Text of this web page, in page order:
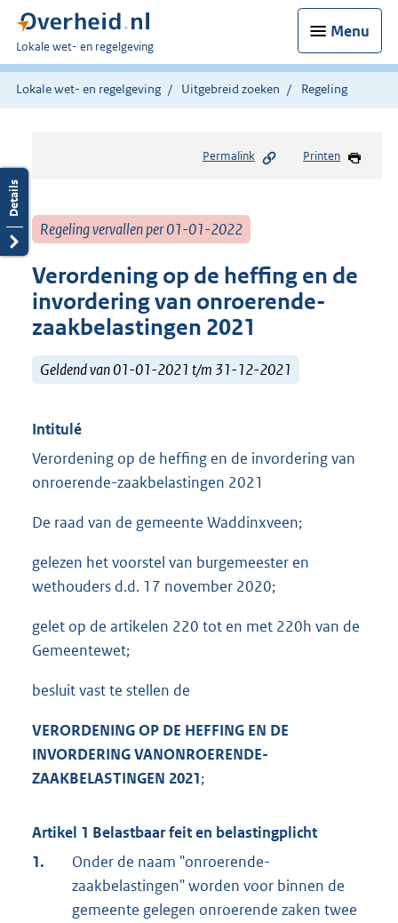
Menu
U
bent
hier:
Lokale wet- en regelgeving
Lokale wet- en regelgeving Uitgebreid zoeken Regeling
Permalink Printen
Regeling vervallen per 01-01-2022
Verordening op de heffing en de
invordering van onroerende-
zaakbelastingen 2021
Geldend van 01-01-2021 t/m 31-12-2021
Intitulé
Verordening op de heffing en de invordering van
onroerende-zaakbelastingen 2021
De raad van de gemeente Waddinxveen;
gelezen het voorstel van burgemeester en
wethouders d.d. 17 november 2020;
gelet op de artikelen 220 tot en met 220h van de
Gemeentewet;
besluit vast te stellen de
VERORDENING OP DE HEFFING EN DE
INVORDERING VANONROERENDE-
ZAAKBELASTINGEN 2021;
Artikel 1 Belastbaar feit en belastingplicht
1.
Onder de naam "onroerende-
zaakbelastingen" worden voor binnen de
gemeente gelegen onroerende zaken twee